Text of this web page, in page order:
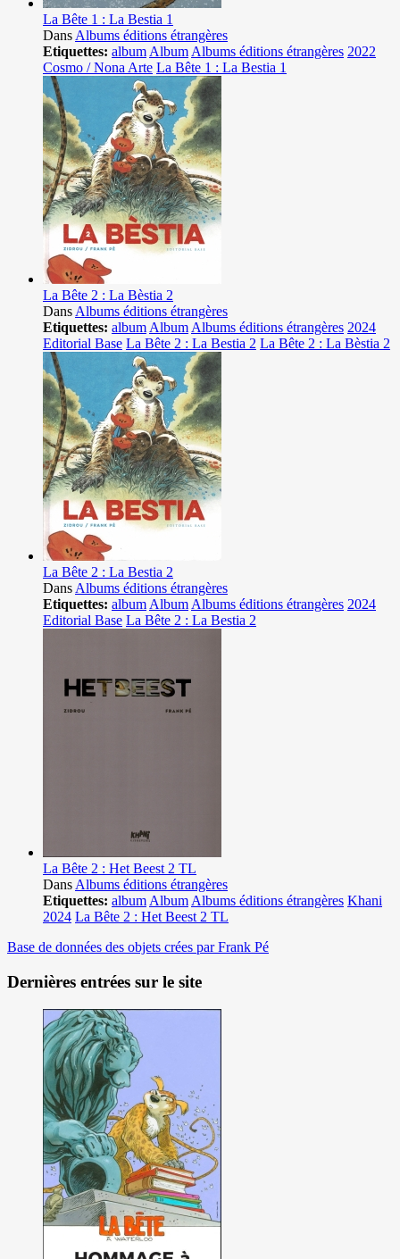
La Bête 1 : La Bestia 1
Dans Albums éditions étrangères
Etiquettes: album Album Albums éditions étrangères 2022
Cosmo / Nona Arte La Bête 1 : La Bestia 1
La Bête 2 : La Bèstia 2
Dans Albums éditions étrangères
Etiquettes: album Album Albums éditions étrangères 2024
Editorial Base La Bête 2 : La Bestia 2 La Bête 2 : La Bèstia 2
La Bête 2 : La Bestia 2
Dans Albums éditions étrangères
Etiquettes: album Album Albums éditions étrangères 2024
Editorial Base La Bête 2 : La Bestia 2
La Bête 2 : Het Beest 2 TL
Dans Albums éditions étrangères
Etiquettes: album Album Albums éditions étrangères Khani
2024 La Bête 2 : Het Beest 2 TL
Base de données des objets crées par Frank Pé
Dernières entrées sur le site